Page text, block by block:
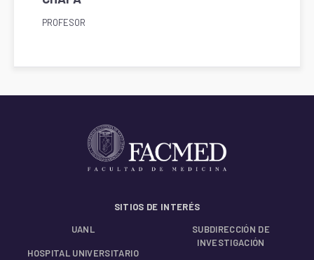
PROFESOR
SITIOS DE INTERÉS
UANL
HOSPITAL UNIVERSITARIO
SUBDIRECCIÓN DE
INVESTIGACIÓN